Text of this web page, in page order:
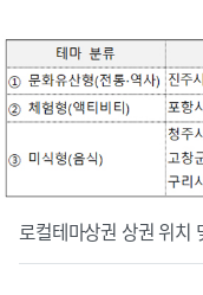
로컬테마상권 상권 위치